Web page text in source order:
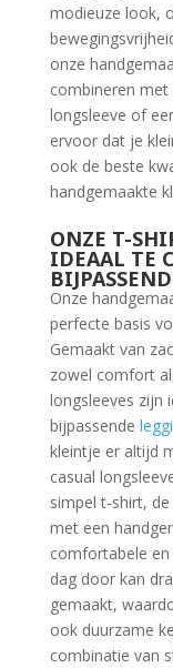
modieuze look,
onze
combineren
longsleeve of
ervoor dat je
ook de beste
handgemaakte
ONZE T-
IDEAAL TE
Onze
perfecte basis
Gemaakt van
zowel comfort
longsleeves zijn
bijpassende
kleintje er altijd
casual
simpel t-shirt,
met een
comfortabele
dag door kan
gemaakt,
ook duurzame
combinatie van